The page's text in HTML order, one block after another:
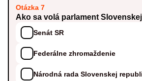
Otázka 7
Ako sa volá parlament
Senát SR
Federálne zhromaždenie
Národná rada Slovenskej